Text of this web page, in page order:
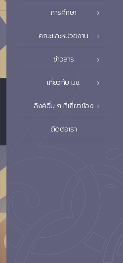
การศึกษา
คณะและหน่วยงาน
ข่าวสาร
เกี่ยวกับ มช.
ลิงค์อื่น ๆ ที่เกี่ยวข้อง
ติดต่อเรา